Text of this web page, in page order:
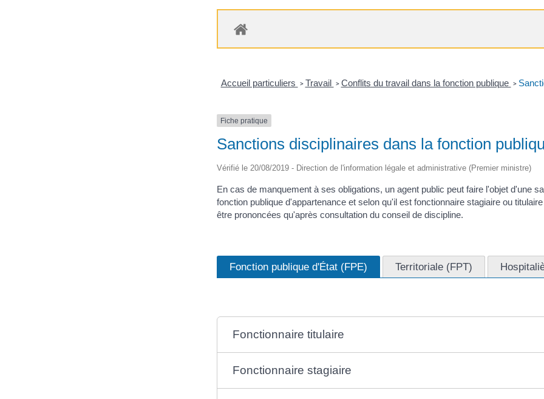
Accueil particuliers > Travail > Conflits du travail dans la fonction publique >
Fiche pratique
Sanctions disciplinaires dans la fonction
Vérifié le 20/08/2019 - Direction de l'information légale et administrative (Premier ministre)
En cas de manquement à ses obligations, un agent public peut faire l'objet d'une
fonction publique d'appartenance et selon qu'il est fonctionnaire stagiaire ou
être prononcées qu'après consultation du conseil de discipline.
Fonction publique d'État (FPE) Territoriale (FPT)
Fonctionnaire titulaire
Fonctionnaire stagiaire